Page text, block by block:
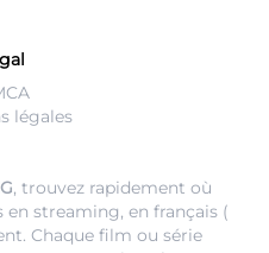
légales
, trouvez rapidement où
streaming, en français (
Chaque film ou série